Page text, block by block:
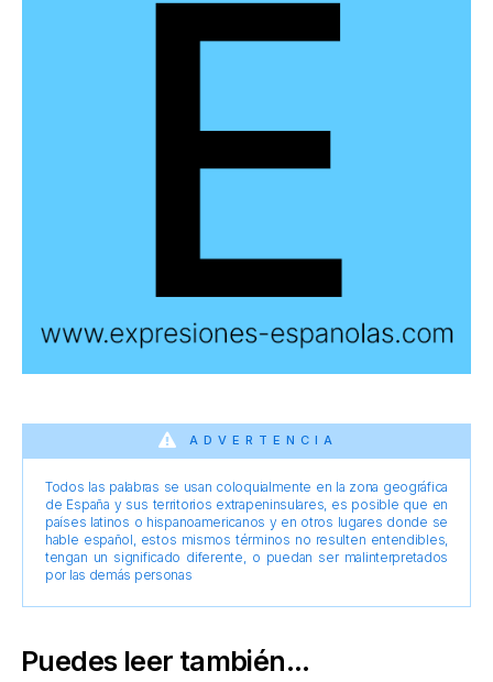
ADVERTENCIA
Todos las palabras se usan coloquialmente en la zona geográfica
de España y sus territorios extrapeninsulares, es posible que en
países latinos o hispanoamericanos y en otros lugares donde se
hable español, estos mismos términos no resulten entendibles,
tengan un significado diferente, o puedan ser malinterpretados
por las demás personas
Puedes leer también...